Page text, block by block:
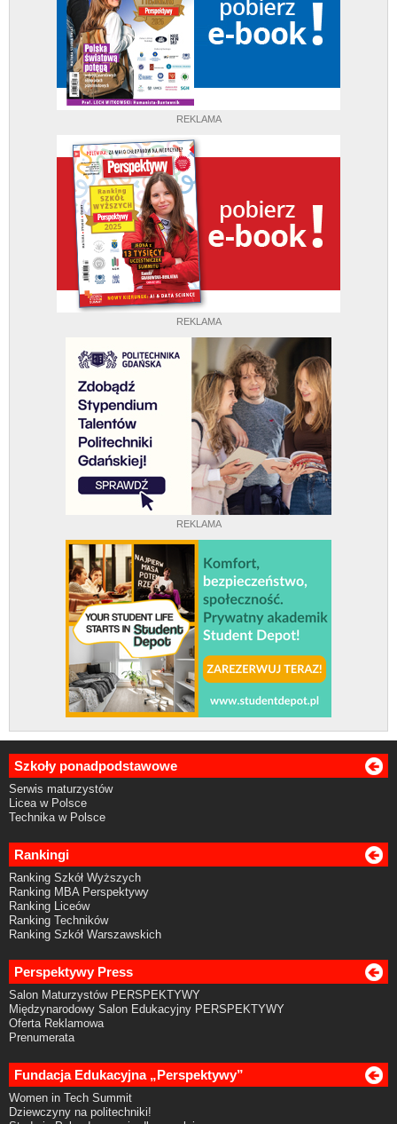
REKLAMA
REKLAMA
REKLAMA
Szkoły ponadpodstawowe
Serwis maturzystów
Licea w Polsce
Technika w Polsce
Rankingi
Ranking Szkół Wyższych
Ranking MBA Perspektywy
Ranking Liceów
Ranking Techników
Ranking Szkół Warszawskich
Perspektywy Press
Salon Maturzystów PERSPEKTYWY
Międzynarodowy Salon Edukacyjny PERSPEKTYWY
Oferta Reklamowa
Prenumerata
Fundacja Edukacyjna „Perspektywy”
Women in Tech Summit
Dziewczyny na politechniki!